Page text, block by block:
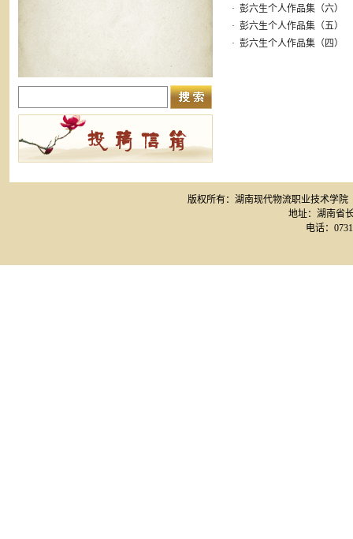
· 彭六生个人作品集（六）
· 彭六生个人作品集（五）
· 彭六生个人作品集（四）
版权所有：湖南现代物流职业技术学
地址：湖南省
电话：